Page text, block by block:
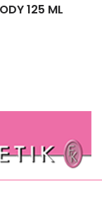
125 ML